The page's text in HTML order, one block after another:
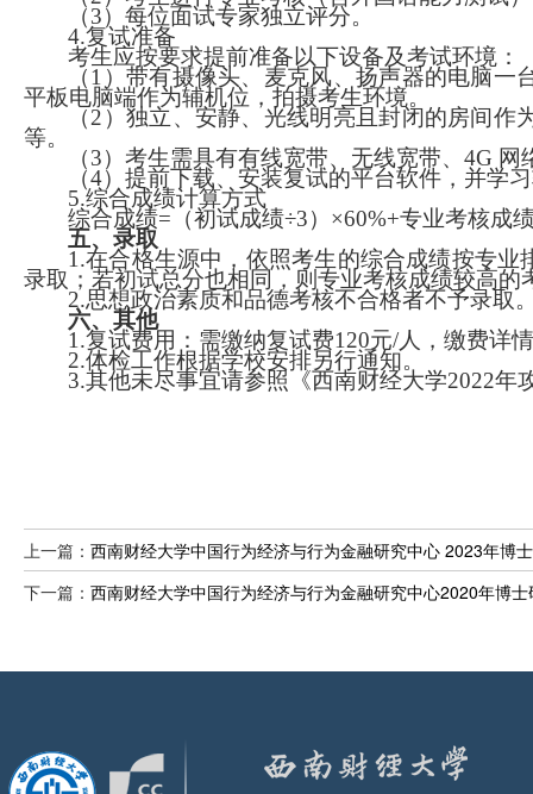
（3）每位面试专家独立评分。
4.复试准备
考生应按要求提前准备以下设备及考试环境：
（1 ） 带有摄像头、麦克风、扬声器的电脑一
平板电脑端作为辅机位，拍摄考生环境。
（2 ） 独立、安静、光线明亮且封闭的房间作
等。
（3） 考生需具有有线宽带、无线宽带、 4G 网
（4） 提前下载、安装复试的平台软件，并学
5.综合成绩计算方式
综合成绩= （初试成绩÷3） ×60%+专业考核成
五、录取
1.在合格生源中，依照考生的综合成绩按专
录取；若初试总分也相同，则专业考核成绩较高的
2.思想政治素质和品德考核不合格者不予录取
六、其他
1.复试费用：需缴纳复试费120元/人，缴费详
2.体检工作根据学校安排另行通知。
3.其他未尽事宜请参照《西南财经大学2022年
上一篇： 西南财经大学中国行为经济与行为金融研究中心 2023年博
下一篇： 西南财经大学中国行为经济与行为金融研究中心2020年博